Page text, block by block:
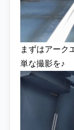
まずはアーク
単な撮影を♪